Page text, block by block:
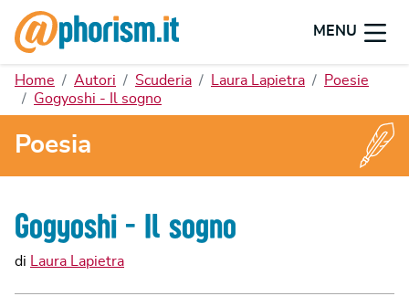
MENU
Home Autori Scuderia Laura Lapietra
Poesie
Gogyoshi - Il sogno
Poesia
Gogyoshi - Il sogno
di Laura Lapietra